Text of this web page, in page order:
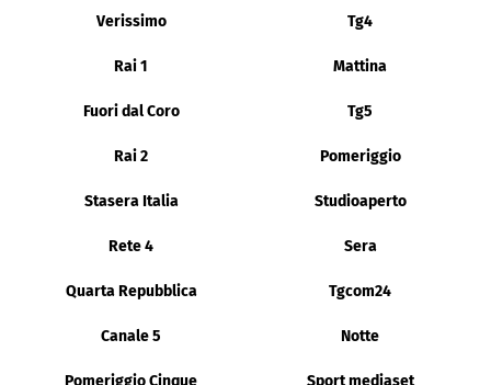
Verissimo Tg4
Rai 1 Mattina
Fuori dal Coro Tg5
Rai 2 Pomeriggio
Stasera Italia Studioaperto
Rete 4 Sera
Quarta Repubblica Tgcom24
Canale 5 Notte
Pomeriggio Cinque Sport mediaset